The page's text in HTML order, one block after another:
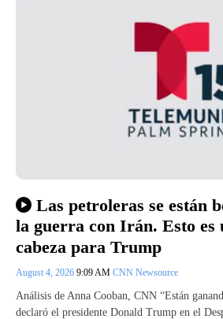
Las petroleras se están
la guerra con Irán. Esto es
cabeza para Trump
August 4, 2026 9:09 AM CNN Newsource
Análisis de Anna Cooban, CNN “Están
declaró el presidente Donald Trump en el